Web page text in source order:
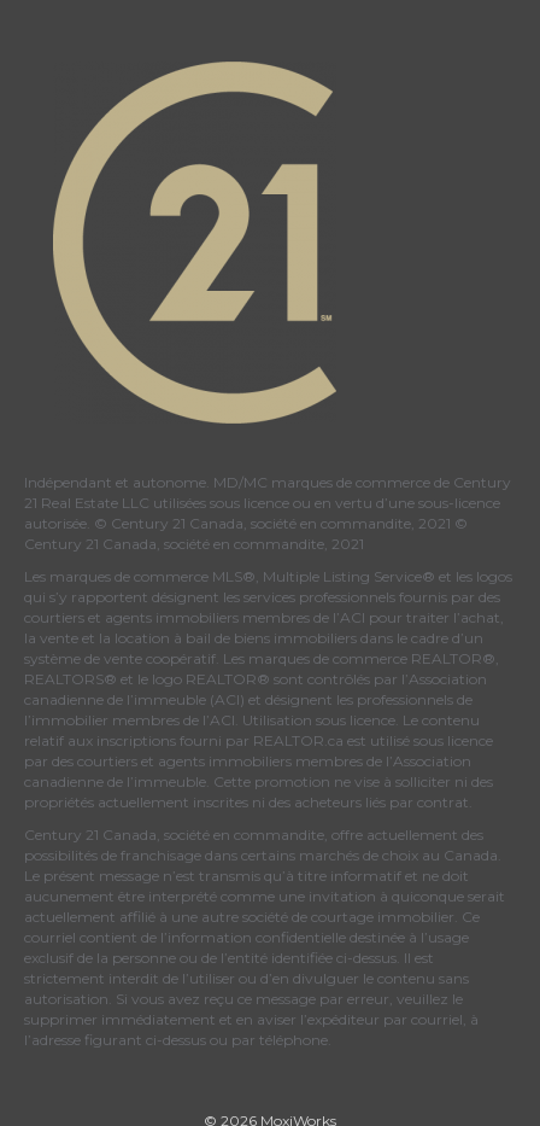
Indépendant et autonome. MD/MC marques de commerce de Century
21 Real Estate LLC utilisées sous licence ou en vertu d’une sous-licence
autorisée. © Century 21 Canada, société en commandite, 2021 ©
Century 21 Canada, société en commandite, 2021
Les marques de commerce MLS®, Multiple Listing Service® et les logos
qui s’y rapportent désignent les services professionnels fournis par des
courtiers et agents immobiliers membres de l’ACI pour traiter l’achat,
la vente et la location à bail de biens immobiliers dans le cadre d’un
système de vente coopératif. Les marques de commerce REALTOR®,
REALTORS® et le logo REALTOR® sont contrôlés par l’Association
canadienne de l’immeuble (ACI) et désignent les professionnels de
l’immobilier membres de l’ACI. Utilisation sous licence. Le contenu
relatif aux inscriptions fourni par REALTOR.ca est utilisé sous licence
par des courtiers et agents immobiliers membres de l’Association
canadienne de l’immeuble . Cette promotion ne vise à solliciter ni des
propriétés actuellement inscrites ni des acheteurs liés par contrat.
Century 21 Canada, société en commandite, offre actuellement des
possibilités de franchisage dans certains marchés de choix au Canada.
Le présent message n’est transmis qu’à titre informatif et ne doit
aucunement être interprété comme une invitation à quiconque serait
actuellement affilié à une autre société de courtage immobilier. Ce
courriel contient de l’information confidentielle destinée à l’usage
exclusif de la personne ou de l’entité identifiée ci-dessus. Il est
strictement interdit de l’utiliser ou d’en divulguer le contenu sans
autorisation. Si vous avez reçu ce message par erreur, veuillez le
supprimer immédiatement et en aviser l’expéditeur par courriel, à
l’adresse figurant ci-dessus ou par téléphone.
© 2026 MoxiWorks